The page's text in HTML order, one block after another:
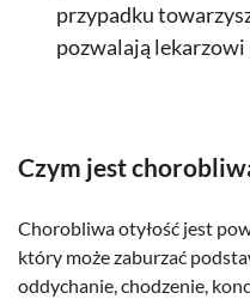
przypadku
pozwalają
Czym jest
Chorobliwa otyłość jest
który może zaburzać
oddychanie, chodzenie,